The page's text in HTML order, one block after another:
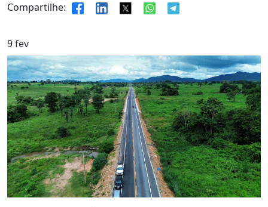
Compartilhe:
9fev